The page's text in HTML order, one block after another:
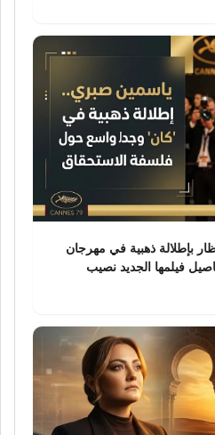
بإطلالة ذهبية في مهرجان
فيلمها الجديد نصيب